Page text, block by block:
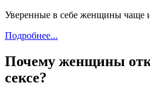
Уверенные в себе женщины чаще
Подробнее...
Почему женщины
сексе?